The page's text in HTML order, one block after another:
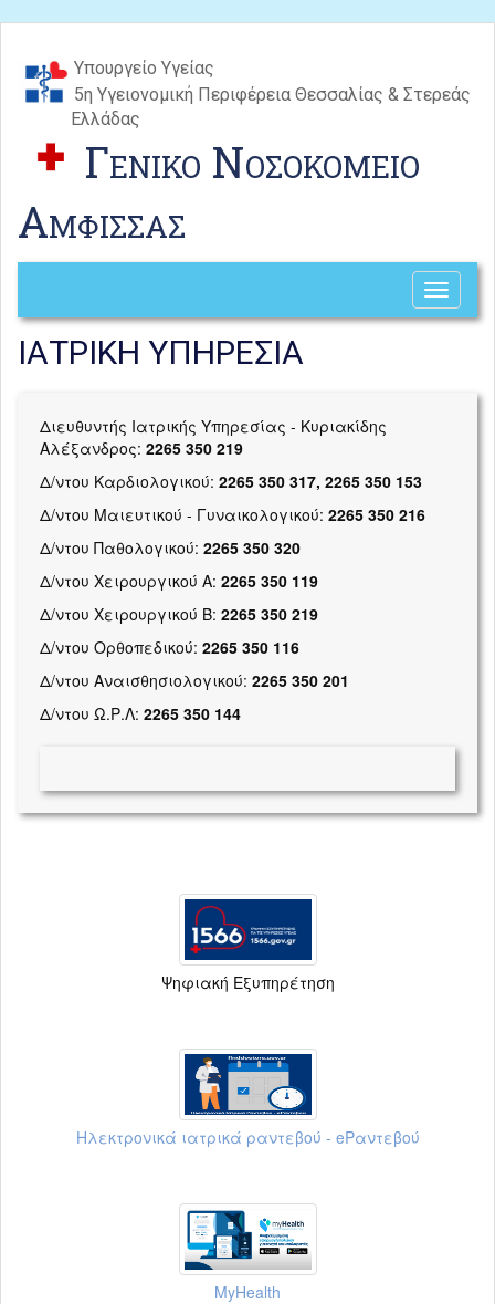
Υπουργείο Υγείας
5η Υγειονομική Περιφέρεια Θεσσαλίας & Στερεάς
Ελλάδας
Γενικο Νοσοκομειο
Αμφισσας
Toggle
ΙΑΤΡΙΚΗ ΥΠΗΡΕΣΙΑ
Διευθυντής Ιατρικής Υπηρεσίας - Κυριακίδης
Αλέξανδρος: 2265 350 219
Δ/ντου Καρδιολογικού: 2265 350 317, 2265 350 153
Δ/ντου Μαιευτικού - Γυναικολογικού: 2265 350 216
Δ/ντου Παθολογικού: 2265 350 320
Δ/ντου Χειρουργικού Α: 2265 350 119
Δ/ντου Χειρουργικού Β: 2265 350 219
Δ/ντου Ορθοπεδικού: 2265 350 116
Δ/ντου Αναισθησιολογικού: 2265 350 201
Δ/ντου Ω.Ρ.Λ: 2265 350 144
Ψηφιακή Εξυπηρέτηση
Ηλεκτρονικά ιατρικά ραντεβού - eΡαντεβού
MyHealth